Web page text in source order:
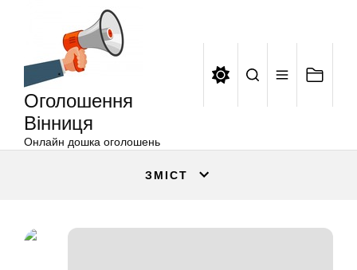
Оголошення
Вінниця
Онлайн дошка оголошень
ЗМІСТ